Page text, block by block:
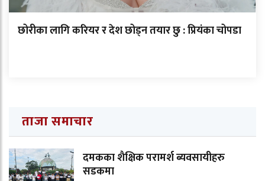
छोरीका लागि करियर र देश छोड्न तयार छु : प्रियंका चोपडा
ताजा समाचार
दमकका शैक्षिक परामर्श ब्यवसायीहरु
सडकमा